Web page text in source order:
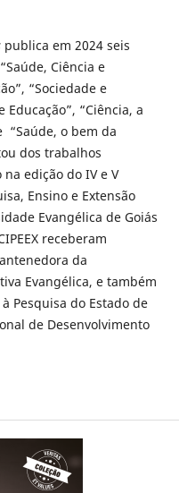
publica em 2024 seis
Ciência e
“Sociedade e
Educação”, “Ciência, a
“Saúde, o bem da
dos trabalhos
edição do IV e V
Ensino e Extensão
Evangélica de Goiás
receberam
da
Evangélica, e também
Pesquisa do Estado de
de Desenvolvimento